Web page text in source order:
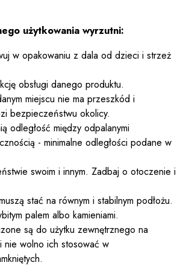
użytkowania wyrzutni:
w opakowaniu z dala od dzieci i strzeż
obsługi danego produktu.
miejscu nie ma przeszkód i
bezpieczeństwu okolicy.
odległość między odpalanymi
- minimalne odległości podane w
swoim i innym. Zadbaj o otoczenie i
stać na równym i stabilnym podłożu.
palem albo kamieniami.
są do użytku zewnętrznego na
nie wolno ich stosować w